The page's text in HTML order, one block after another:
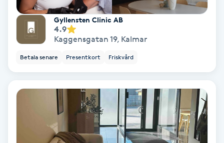
Enzympeeling
Extensions
Eyeliner-tatuering
Face framing
Gyllensten Clinic AB
4.9
Kaggensgatan 19, Kalmar
Betala senare Presentkort Friskvård